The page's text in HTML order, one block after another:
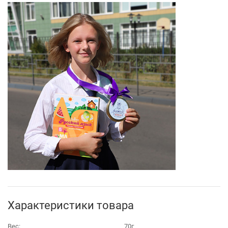
Характеристики товара
Вес: 70г